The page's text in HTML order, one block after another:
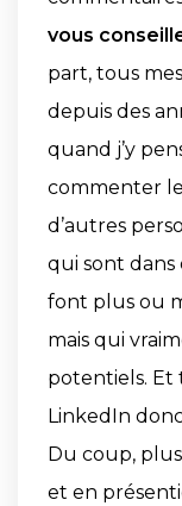
vous
part, tous
depuis des
quand j’y
commenter
d’autres
qui sont dans
font plus ou
mais qui
potentiels. Et
LinkedIn
Du coup,
et en